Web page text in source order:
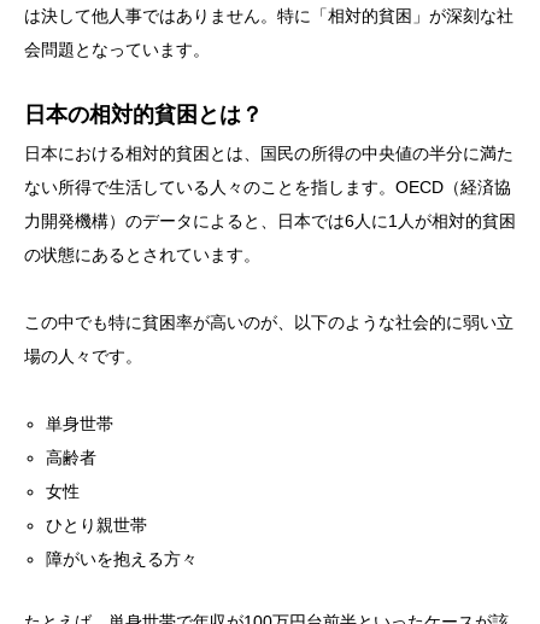
は決して他人事ではありません。特に「相対的貧困」が深刻な社
会問題となっています。
日本の相対的貧困とは？
日本における相対的貧困とは、国民の所得の中央値の半分に満た
ない所得で生活している人々のことを指します。OECD（経済協
力開発機構）のデータによると、日本では6人に1人が相対的貧困
の状態にあるとされています。
この中でも特に貧困率が高いのが、以下のような社会的に弱い立
場の人々です。
単身世帯
高齢者
女性
ひとり親世帯
障がいを抱える方々